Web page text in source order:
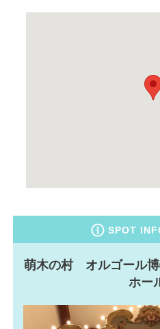
SPOT
萌木の村 オルゴール
ホー